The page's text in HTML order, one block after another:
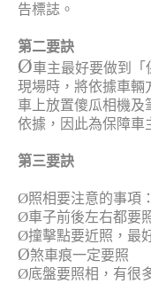
告標誌。
第二要訣
Ø車主最好要做到「
現場時，將依據車輛
車上放置傻瓜相機及
依據，因此為保障車
第三要訣
Ø照相要注意的事項：
Ø車子前後左右都要
Ø撞擊點要近照，最
Ø煞車痕一定要照
Ø底盤要照相，有很